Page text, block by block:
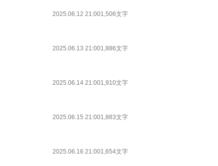
2025.06.12 21:001,506文字
2025.06.13 21:001,886文字
2025.06.14 21:001,910文字
2025.06.15 21:001,883文字
2025.06.16 21:001,654文字